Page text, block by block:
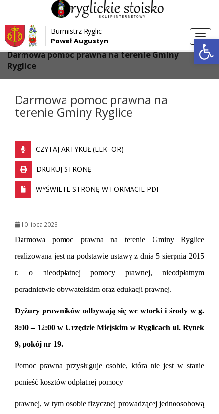
Przejdź do menu
Przejdź do głównej treści strony
Przejdź do stopki strony
Burmistrz Ryglic
Paweł Augustyn
Strona główna > Aktualności
Darmowa pomoc prawna na terenie Gminy
Ryglice
Darmowa pomoc prawna na
terenie Gminy Ryglice
CZYTAJ ARTYKUŁ (LEKTOR)
DRUKUJ STRONĘ
WYŚWIETL STRONĘ W FORMACIE PDF
10 lipca 2023
Darmowa pomoc prawna na terenie Gminy Ryglice
realizowana jest na podstawie ustawy z dnia 5 sierpnia 2015
r. o nieodpłatnej pomocy
prawnej, nieodpłatnym
poradnictwie obywatelskim oraz edukacji prawnej.
Dyżury prawników odbywają się we wtorki i środy w g.
8:00 – 12:00w Urzędzie Miejskim w Ryglicach ul. Rynek
9, pokój nr 19.
Pomoc prawna przysługuje osobie, która nie jest w stanie
ponieść kosztów odpłatnej pomocy
prawnej, w tym osobie fizycznej prowadzącej jednoosobową